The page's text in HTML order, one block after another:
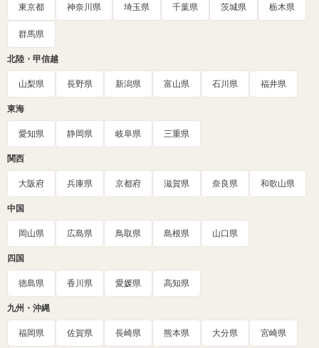
東京都 神奈川県 埼玉県 千葉県 茨城県 栃木県
群馬県
北陸・甲信越
山梨県 長野県 新潟県 富山県 石川県 福井県
東海
愛知県 静岡県 岐阜県 三重県
関西
大阪府 兵庫県 京都府 滋賀県 奈良県 和歌山県
中国
岡山県 広島県 鳥取県 島根県 山口県
四国
徳島県 香川県 愛媛県 高知県
九州・沖縄
福岡県 佐賀県 長崎県 熊本県 大分県 宮崎県